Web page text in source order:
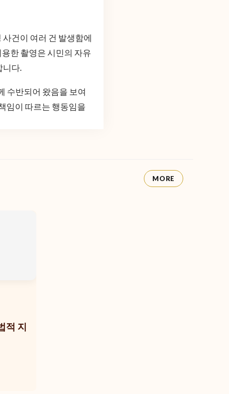
건이 여러 건 발생함에
한 촬영은 시민의 자유
니다.
수반되어 왔음을 보여
임이 따르는 행동임을
MORE
적 지